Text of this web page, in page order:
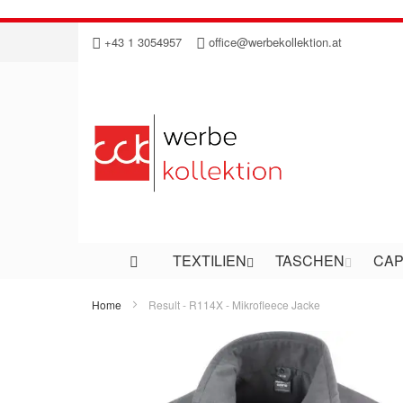
Direkt
Inhalt
+43 1 3054957 office@werbekollektion.at
TEXTILIEN TASCHEN
Home Result - R114X - Mikrofleece Jacke